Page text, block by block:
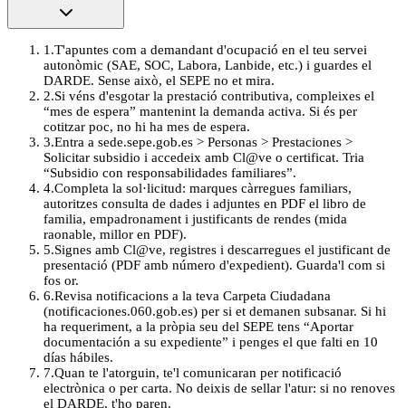
1 .T'apuntes com a demandant d'ocupació en el teu servei
autonòmic (SAE, SOC, Labora, Lanbide, etc.) i guardes el
DARDE. Sense això, el SEPE no et mira.
2.Si véns d'esgotar la prestació contributiva, compleixes el
“mes de espera” mantenint la demanda activa. Si és per
cotitzar poc, no hi ha mes de espera.
3.Entra a sede.sepe.gob.es > Personas > Prestaciones >
Solicitar subsidio i accedeix amb Cl@ve o certificat. Tria
“Subsidio con responsabilidades familiares”.
4.Completa la sol·licitud: marques càrregues familiars,
autoritzes consulta de dades i adjuntes en PDF el libro de
familia, empadronament i justificants de rendes (mida
raonable, millor en PDF).
5.Signes amb Cl@ve, registres i descarregues el justificant de
presentació (PDF amb número d'expedient). Guarda'l com si
fos or.
6.Revisa notificacions a la teva Carpeta Ciudadana
(notificaciones.060.gob.es) per si et demanen subsanar. Si hi
ha requeriment, a la pròpia seu del SEPE tens “Aportar
documentación a su expediente” i penges el que falti en 10
días hábiles.
7.Quan te l'atorguin, te'l comunicaran per notificació
electrònica o per carta. No deixis de sellar l'atur: si no renoves
el DARDE, t'ho paren.